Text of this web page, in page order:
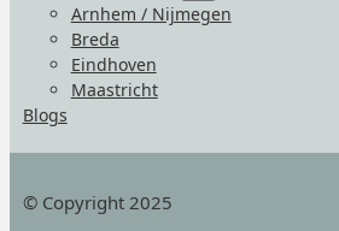
“Gebruikersgroepen”
Arnhem / Nijmegen
Breda
Eindhoven
Maastricht
Blogs
© Copyright 2025